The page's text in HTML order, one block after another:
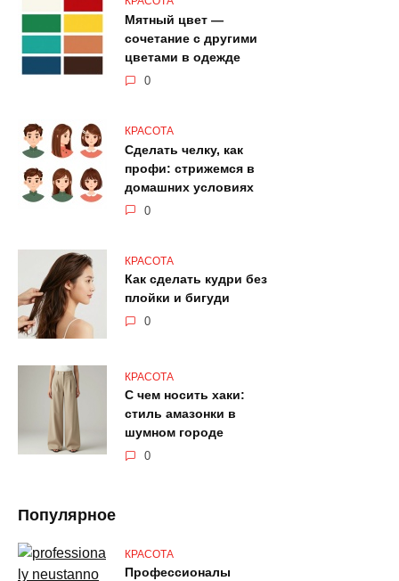
Мятный цвет —
сочетание с другими
цветами в одежде
0
КРАСОТА
Сделать челку, как
профи: стрижемся в
домашних условиях
0
КРАСОТА
Как сделать кудри без
плойки и бигуди
0
КРАСОТА
С чем носить хаки:
стиль амазонки в
шумном городе
0
Популярное
КРАСОТА
Профессионалы